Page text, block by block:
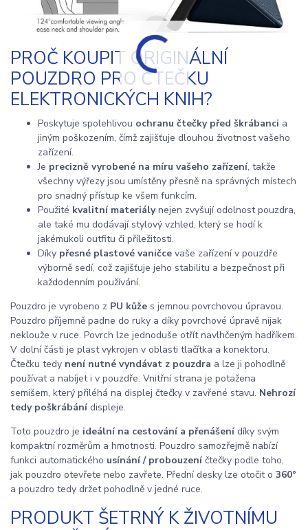
PROČ KOUPIT ORIGINÁLNÍ
POUZDRO PRO ČTEČKU
ELEKTRONICKÝCH KNIH?
Poskytuje spolehlivou ochranu čtečky před škrábanci a
jiným poškozením, čímž zajišťuje dlouhou životnost vašeho
zařízení.
Je precizně vyrobené na míru vašeho zařízení, takže
všechny výřezy jsou umístěny přesně na správných místech
pro snadný přístup ke všem funkcím.
Použité kvalitní materiálynejen zvyšují odolnost pouzdra,
ale také mu dodávají stylový vzhled, který se hodí k
jakémukoli outfitu či příležitosti.
Díky přesné plastové vaničce vaše zařízení v pouzdře
výborně sedí, což zajišťuje jeho stabilitu a bezpečnost při
každodenním používání.
Pouzdro je vyrobeno z PU kůže s jemnou povrchovou úpravou.
Pouzdro příjemně padne do ruky a díky povrchové úpravě nijak
neklouže v ruce. Povrch lze jednoduše otřít navlhčeným hadříkem.
V dolní části je plast vykrojen v oblasti tlačítka a konektoru.
Čtečku tedy není nutné vyndávat z pouzdra a lze ji pohodlně
používat a nabíjet i v pouzdře. Vnitřní strana je potažena
semišem, který přiléhá na displej čtečky v zavřené stavu. Nehrozí
tedy poškrábánídispleje.
Toto pouzdro je ideální na cestování a přenášenídíky svým
kompaktní rozměrům a hmotnosti. Pouzdro samozřejmě nabízí
funkci automatického usínání / probouzeníčtečky podle toho,
jak pouzdro otevřete nebo zavřete. Přední desky lze otočit o 360°
a pouzdro tedy držet pohodlně v jedné ruce.
PRODUKT ŠETRNÝ K ŽIVOTNÍMU